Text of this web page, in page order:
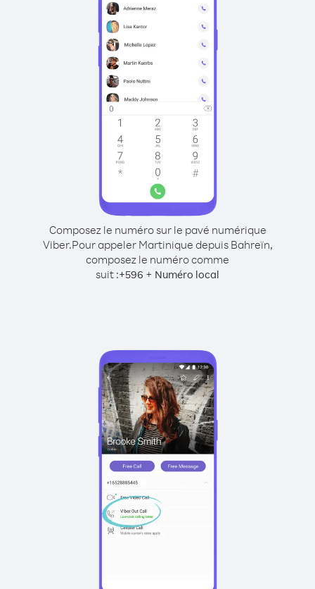
Composez le numéro sur le pavé numérique
Viber.Pour appeler Martinique depuis Bahreïn,
composez le numéro comme
suit :+596 + Numéro local